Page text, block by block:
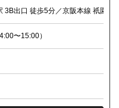
3B出口 徒歩5分／京阪本線 祇園
〜15:00）